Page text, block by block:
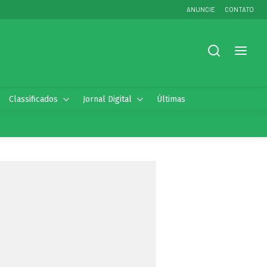
ANUNCIE CONTATO
Classificados Jornal Digital Últimas